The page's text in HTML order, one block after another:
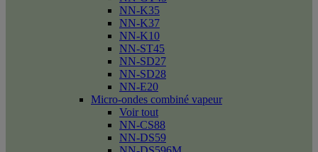
NN-K35
NN-K37
NN-K10
NN-ST45
NN-SD27
NN-SD28
NN-E20
Micro-ondes combiné vapeur
Voir tout
NN-CS88
NN-DS59